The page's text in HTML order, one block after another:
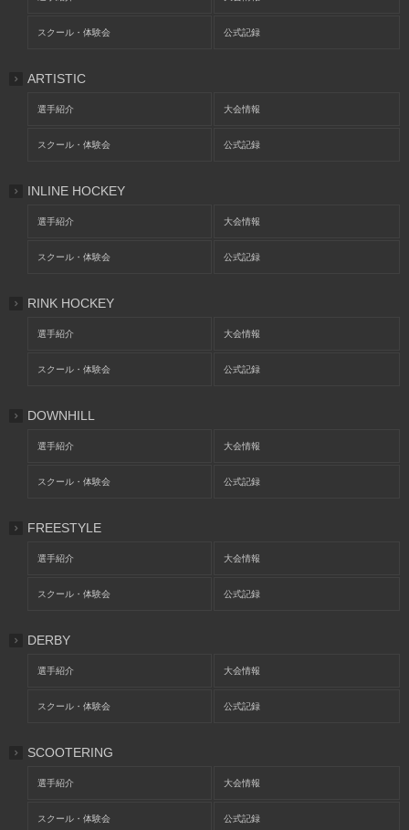
スクール・体験会 公式記録
ARTISTIC
選手紹介 大会情報
スクール・体験会 公式記録
INLINE HOCKEY
選手紹介 大会情報
スクール・体験会 公式記録
RINK HOCKEY
選手紹介 大会情報
スクール・体験会 公式記録
DOWNHILL
選手紹介 大会情報
スクール・体験会 公式記録
FREESTYLE
選手紹介 大会情報
スクール・体験会 公式記録
DERBY
選手紹介 大会情報
スクール・体験会 公式記録
SCOOTERING
選手紹介 大会情報
スクール・体験会 公式記録